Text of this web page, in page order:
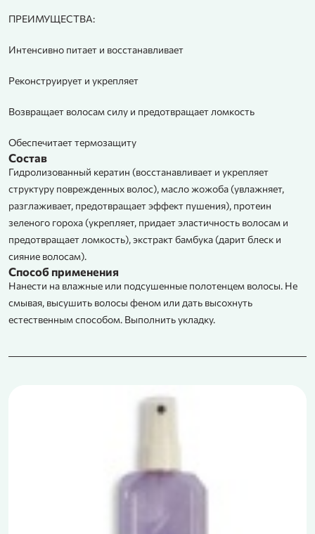
ПРЕИМУЩЕСТВА:
Интенсивно питает и восстанавливает
Реконструирует и укрепляет
Возвращает волосам силу и предотвращает ломкость
Обеспечитает термозащиту
Состав
Гидролизованный кератин (восстанавливает и укрепляет
структуру поврежденных волос), масло жожоба (увлажняет,
разглаживает, предотвращает эффект пушения), протеин
зеленого гороха (укрепляет, придает эластичность волосам и
предотвращает ломкость), экстракт бамбука (дарит блеск и
сияние волосам).
Способ применения
Нанести на влажные или подсушенные полотенцем волосы. Не
смывая, высушить волосы феном или дать высохнуть
естественным способом. Выполнить укладку.